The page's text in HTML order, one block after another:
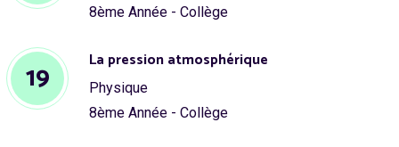
8ème Année - Collège
19 La pression atmosphérique
Physique
8ème Année - Collège